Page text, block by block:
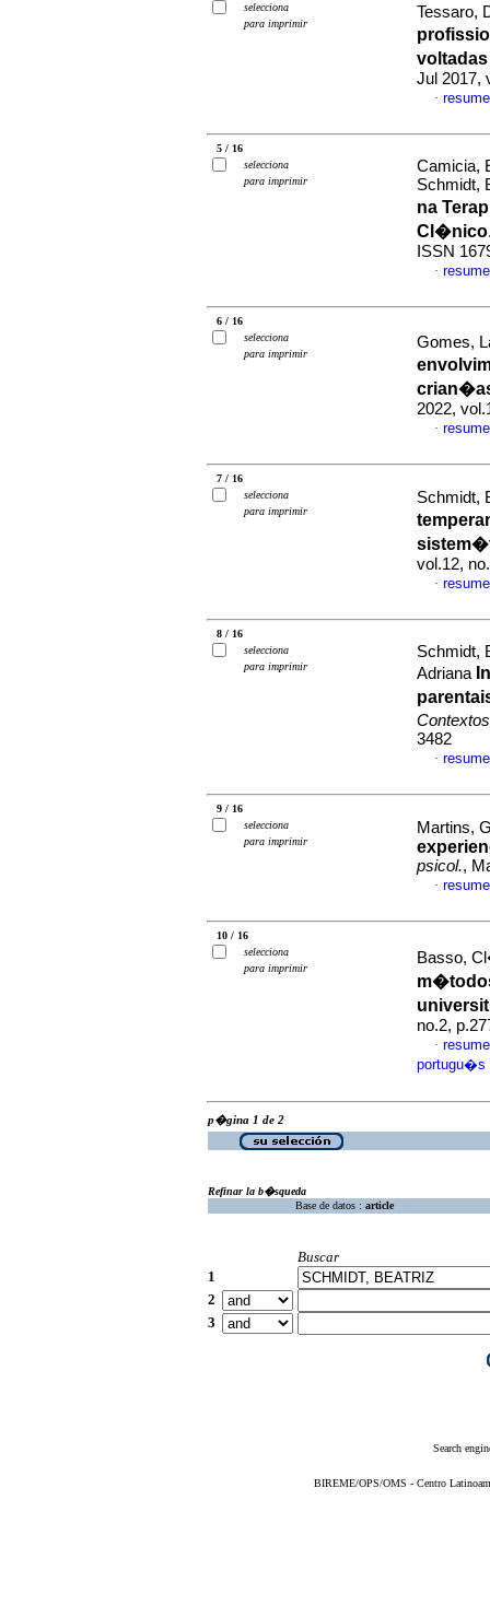
selecciona
para imprimir
Tessaro,
Jul 2017,
·
5 / 16
selecciona
para imprimir
Camicia,
Schmidt,
na
Cl�nico
ISSN
·
6 / 16
selecciona
para imprimir
Gomes,
2022,
·
7 / 16
selecciona
para imprimir
Schmidt,
vol.12,
·
8 / 16
selecciona
para imprimir
Schmidt,
Adriana
3482
·
9 / 16
selecciona
para imprimir
Martins,
psicol.,
·
10 / 16
selecciona
para imprimir
Basso,
no.2,
·
portugu�s
p�gina 1 de 2
Refinar la b�squeda
Base de datos : article
Buscar
1
2
3
Search
BIREME/OPS/OMS - Centro